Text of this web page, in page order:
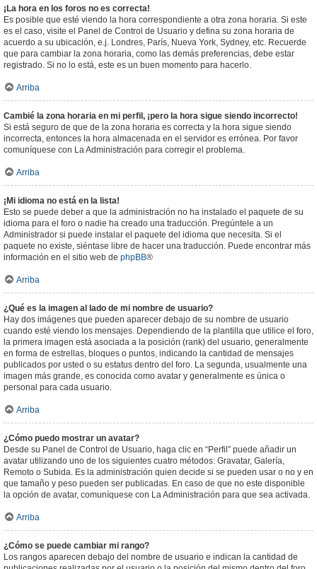
¡La hora en los foros no es correcta!
Es posible que esté viendo la hora correspondiente a otra zona horaria. Si este
es el caso, visite el Panel de Control de Usuario y defina su zona horaria de
acuerdo a su ubicación, e.j. Londres, París, Nueva York, Sydney, etc. Recuerde
que para cambiar la zona horaria, como las demás preferencias, debe estar
registrado. Si no lo está, este es un buen momento para hacerlo.
Arriba
Cambié la zona horaria en mi perfil, ¡pero la hora sigue siendo incorrecto!
Si está seguro de que de la zona horaria es correcta y la hora sigue siendo
incorrecta, entonces la hora almacenada en el servidor es errónea. Por favor
comuníquese con La Administración para corregir el problema.
Arriba
¡Mi idioma no está en la lista!
Esto se puede deber a que la administración no ha instalado el paquete de su
idioma para el foro o nadie ha creado una traducción. Pregúntele a un
Administrador si puede instalar el paquete del idioma que necesita. Si el
paquete no existe, siéntase libre de hacer una traducción. Puede encontrar más
información en el sitio web de phpBB®
Arriba
¿Qué es la imagen al lado de mi nombre de usuario?
Hay dos imágenes que pueden aparecer debajo de su nombre de usuario
cuando esté viendo los mensajes. Dependiendo de la plantilla que utilice el foro,
la primera imagen está asociada a la posición (rank) del usuario, generalmente
en forma de estrellas, bloques o puntos, indicando la cantidad de mensajes
publicados por usted o su estatus dentro del foro. La segunda, usualmente una
imagen más grande, es conocida como avatar y generalmente es única o
personal para cada usuario.
Arriba
¿Cómo puedo mostrar un avatar?
Desde su Panel de Control de Usuario, haga clic en “Perfil” puede añadir un
avatar utilizando uno de los siguientes cuatro métodos: Gravatar, Galería,
Remoto o Subida. Es la administración quien decide si se pueden usar o no y en
que tamaño y peso pueden ser publicadas. En caso de que no este disponible
la opción de avatar, comuníquese con La Administración para que sea activada.
Arriba
¿Cómo se puede cambiar mi rango?
Los rangos aparecen debajo del nombre de usuario e indican la cantidad de